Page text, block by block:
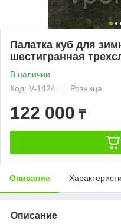
Палатка куб для
шестигранная
В наличии
Код: V-1424
Розница
122 000 ₸
Описание
Описание